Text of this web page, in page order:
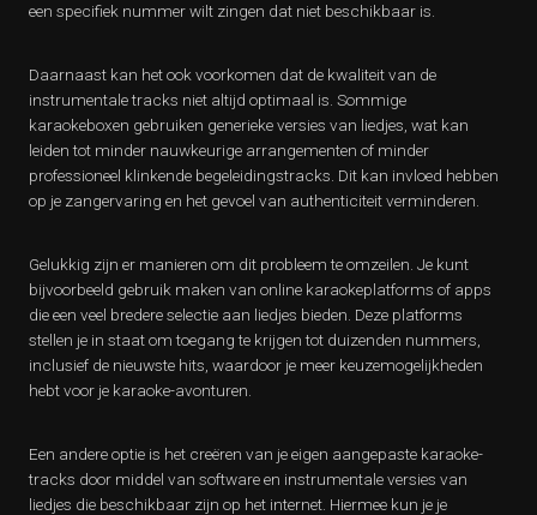
een specifiek nummer wilt zingen dat niet beschikbaar is.
Daarnaast kan het ook voorkomen dat de kwaliteit van de
instrumentale tracks niet altijd optimaal is. Sommige
karaokeboxen gebruiken generieke versies van liedjes, wat kan
leiden tot minder nauwkeurige arrangementen of minder
professioneel klinkende begeleidingstracks. Dit kan invloed hebben
op je zangervaring en het gevoel van authenticiteit verminderen.
Gelukkig zijn er manieren om dit probleem te omzeilen. Je kunt
bijvoorbeeld gebruik maken van online karaokeplatforms of apps
die een veel bredere selectie aan liedjes bieden. Deze platforms
stellen je in staat om toegang te krijgen tot duizenden nummers,
inclusief de nieuwste hits, waardoor je meer keuzemogelijkheden
hebt voor je karaoke-avonturen.
Een andere optie is het creëren van je eigen aangepaste karaoke-
tracks door middel van software en instrumentale versies van
liedjes die beschikbaar zijn op het internet. Hiermee kun je je